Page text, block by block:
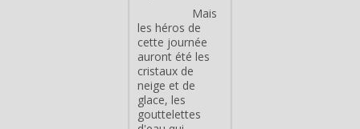
Mais
les héros de
cette journée
auront été les
cristaux de
neige et de
glace, les
gouttelettes